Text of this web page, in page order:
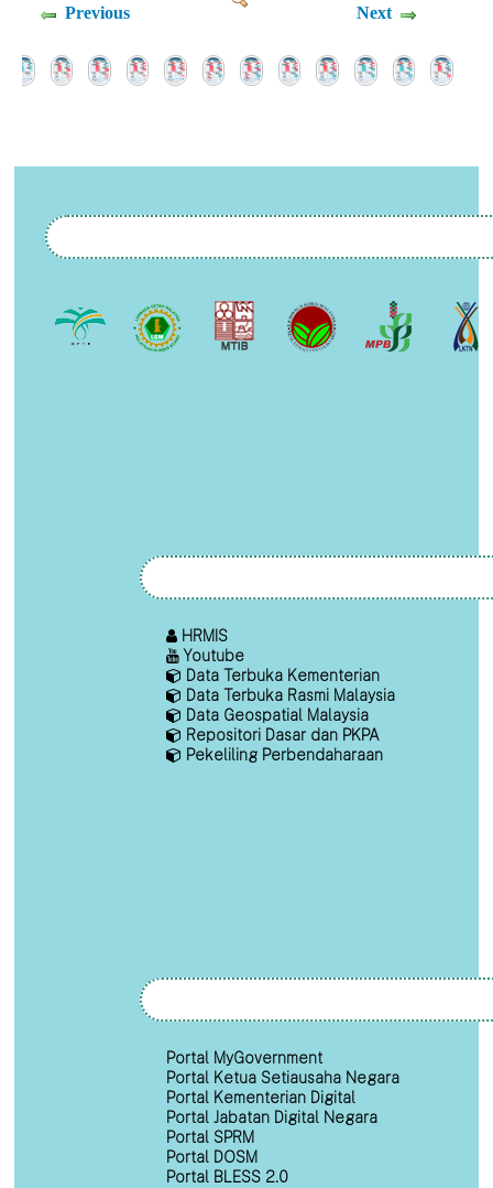
Previous Next
HRMIS
Youtube
Data Terbuka Kementerian
Data Terbuka Rasmi Malaysia
Data Geospatial Malaysia
Repositori Dasar dan PKPA
Pekeliling Perbendaharaan
Portal MyGovernment
Portal Ketua Setiausaha Negara
Portal Kementerian Digital
Portal Jabatan Digital Negara
Portal SPRM
Portal DOSM
Portal BLESS 2.0